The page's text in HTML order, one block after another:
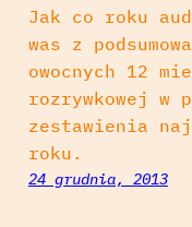
Jak co roku
was z
owocnych 12
rozrywkowej w
zestawienia
roku.
24 grudnia, 2013